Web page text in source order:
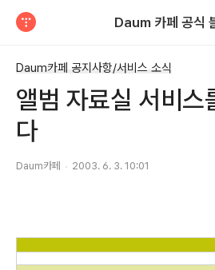
Daum 카페 공식
Daum카페 공지사항/서비스 소식
앨범 자료실 서비스
다
Daum카페 2003. 6. 3. 10:01